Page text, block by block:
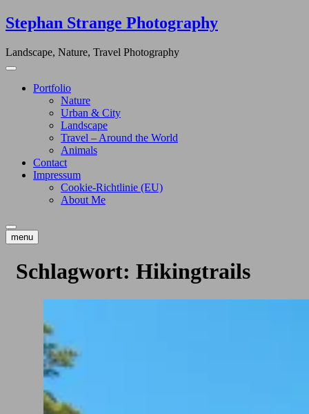
Skip
to
Stephan Strange Photography
Landscape, Nature, Travel Photography
Portfolio
Nature
Urban & City
Landscape
Travel – Around the World
Animals
Contact
Impressum
Cookie-Richtlinie (EU)
About Me
menu
Schlagwort: Hikingtrails